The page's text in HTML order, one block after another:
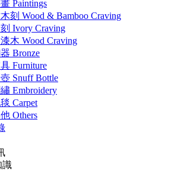
Paintings
刻 Wood & Bamboo Craving
Ivory Craving
木 Wood Craving
Bronze
Furniture
Snuff Bottle
Embroidery
Carpet
Others
識